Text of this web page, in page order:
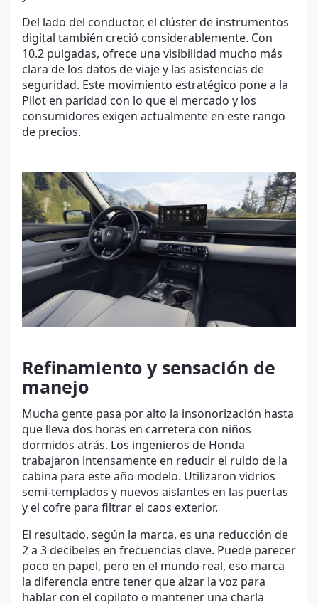
Del lado del conductor, el clúster de instrumentos
digital también creció considerablemente. Con
10.2 pulgadas, ofrece una visibilidad mucho más
clara de los datos de viaje y las asistencias de
seguridad. Este movimiento estratégico pone a la
Pilot en paridad con lo que el mercado y los
consumidores exigen actualmente en este rango
de precios.
Refinamiento y sensación de
manejo
Mucha gente pasa por alto la insonorización hasta
que lleva dos horas en carretera con niños
dormidos atrás. Los ingenieros de Honda
trabajaron intensamente en reducir el ruido de la
cabina para este año modelo. Utilizaron vidrios
semi-templados y nuevos aislantes en las puertas
y el cofre para filtrar el caos exterior.
El resultado, según la marca, es una reducción de
2 a 3 decibeles en frecuencias clave. Puede parecer
poco en papel, pero en el mundo real, eso marca
la diferencia entre tener que alzar la voz para
hablar con el copiloto o mantener una charla